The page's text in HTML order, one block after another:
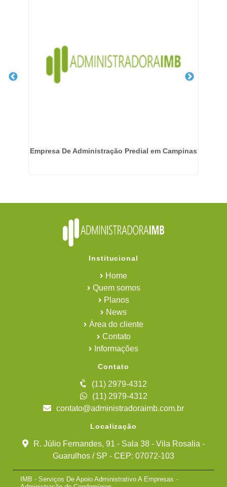
Empresa De Administração Predial em Campinas
Institucional
Home
Quem somos
Planos
News
Área do cliente
Contato
Informações
Contato
(11) 2979-4312
(11) 2979-4312
contato@administradoraimb.com.br
Localização
R. Júlio Fernandes, 91 - Sala 38 - Vila Rosalia -
Guarulhos / SP - CEP: 07072-103
IMB - Serviços De Apoio Administrativo A Empresas -